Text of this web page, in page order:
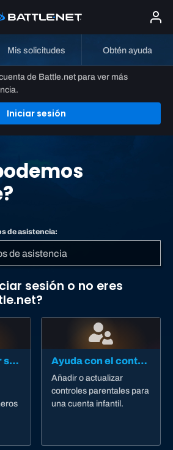
Mis solicitudes Obtén ayuda
de Battle.net para ver más
Iniciar sesión
de asistencia:
sesión o no eres
No puedo iniciar sesión Ayuda con el control parental
Añadir o actualizar
controles parentales para
una cuenta infantil.